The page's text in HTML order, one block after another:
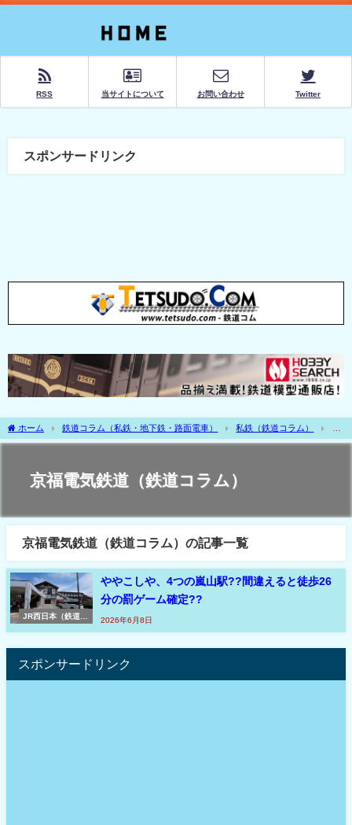
RSS 当サイトについて お問い合わせ Twitter
スポンサードリンク
ホーム 鉄道コラム（私鉄・地下鉄・路面電車） 私鉄（鉄道コラム）
方私鉄（鉄道コラム・私鉄）
京福電気鉄道（鉄道コラム）
京福電気鉄道（鉄道コラム）
京福電気鉄道（鉄道コラム）の記事一覧
JR西日本（鉄道コ
ややこしや、4つの嵐山駅??間違えると徒歩26
分の罰ゲーム確定??
2026年6月8日
スポンサードリンク